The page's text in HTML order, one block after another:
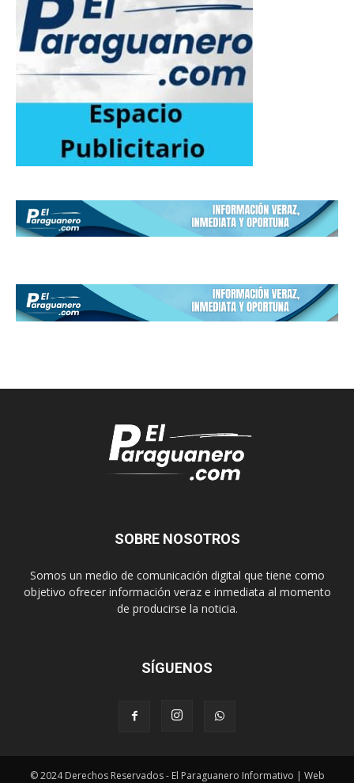
SOBRE NOSOTROS
Somos un medio de comunicación digital que tiene como
objetivo ofrecer información veraz e inmediata al momento
de producirse la noticia.
SÍGUENOS
© 2024 Derechos Reservados - El Paraguanero Informativo | Web